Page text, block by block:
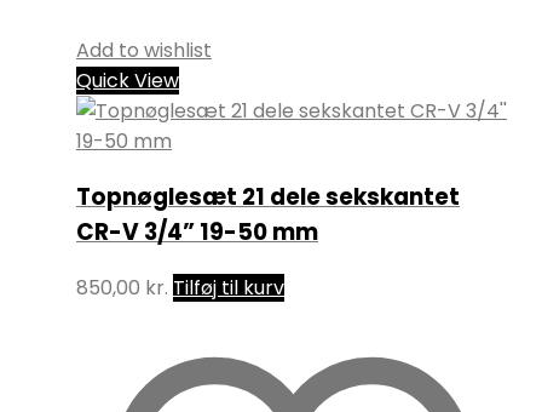
Add to wishlist
Quick View
Topnøglesæt 21 dele sekskantet
CR-V 3/4” 19-50 mm
850,00 kr. Tilføj til kurv